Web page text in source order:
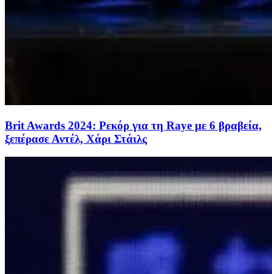
Brit Awards 2024: Ρεκόρ για τη Raye με 6 βραβεία,
ξεπέρασε Αντέλ, Χάρι Στάιλς